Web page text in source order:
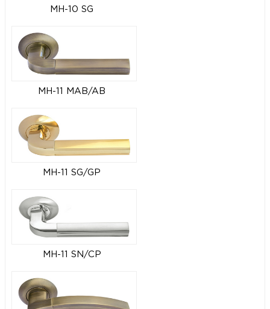
MH-10 SG
MH-11 MAB/AB
MH-11 SG/GP
MH-11 SN/CP